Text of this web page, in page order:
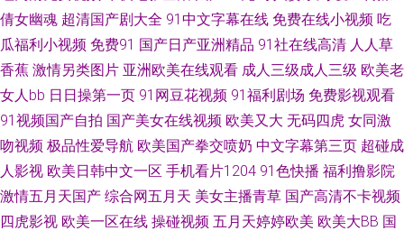
说网站 日韩天堂日日干 日韩一二AV 日韩一二三五区 欧美视屏1区 老湿机九
九 精品99re 丰满熟妇乱子另类 成人在线免费网站h 99传媒性交影院 91资源
在线观看 91吴梦梦无码一二三 91黄址 1024视频在线一区 午夜成人精品一
区 日韩大片伦理 蜜臀性爱自拍 韩国日本91 岛国高清在线观看 大香焦狠操B
超碰人妻人人色 91在线大神观看传媒 91在线鲁 91女玍 91老司机精品 91福
倩女幽魂 超清国产剧大全 91中文字幕在线 免费在线小视频 吃
瓜福利小视频 免费91 国产日产亚洲精品 91社在线高清 人人草
香蕉 激情另类图片 亚洲欧美在线观看 成人三级成人三级 欧美老
女人bb 日日操第一页 91网豆花视频 91福利剧场 免费影视观看
91视频国产自拍 国产美女在线视频 欧美又大 无码四虎 女同激
吻视频 极品性爱导航 欧美国产拳交喷奶 中文字幕第三页 超碰成
人影视 欧美日韩中文一区 手机看片1204 91色快播 福利撸影院
激情五月天国产 综合网五月天 美女主播青草 国产高清不卡视频
四虎影视 欧美一区在线 操碰视频 五月天婷婷欧美 欧美大BB 国